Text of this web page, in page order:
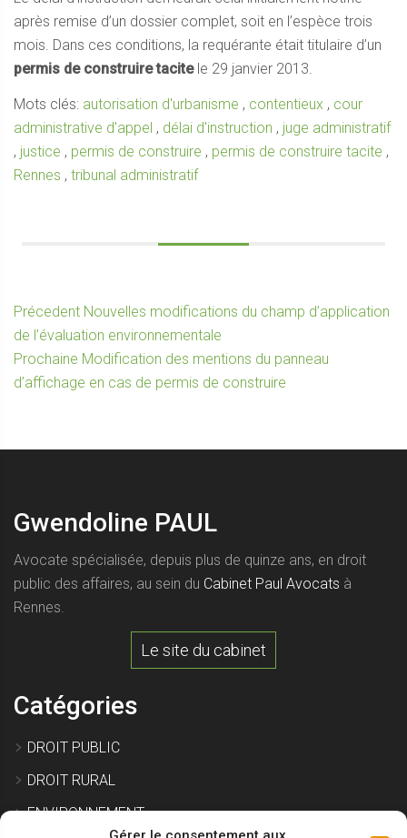
après remise d’un dossier complet, soit en l’espèce trois
mois. Dans ces conditions, la requérante était titulaire d’un
permis de construire tacitele 29 janvier 2013.
Mots clés: autorisation d'urbanisme , contentieux , cour
administrative d'appel , délai d'instruction , juge administratif
, justice , permis de construire , permis de construire tacite ,
Rennes , tribunal administratif
Navigation
de
l’article
Précedent Article
précédent :
Nouvelles modifications du champ d’application
de l’évaluation environnementale
Prochaine Article
suivant :
Modification des mentions du panneau
d’affichage en cas de permis de construire
Gwendoline PAUL
Avocate spécialisée, depuis plus de quinze ans, en droit
public des affaires, au sein du Cabinet Paul Avocats à
Rennes.
Le site du cabinet
Catégories
DROIT PUBLIC
DROIT RURAL
ENVIRONNEMENT